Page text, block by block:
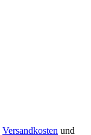
Versandkosten und